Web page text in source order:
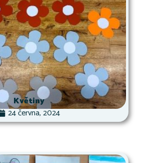
Květiny
24 června, 2024